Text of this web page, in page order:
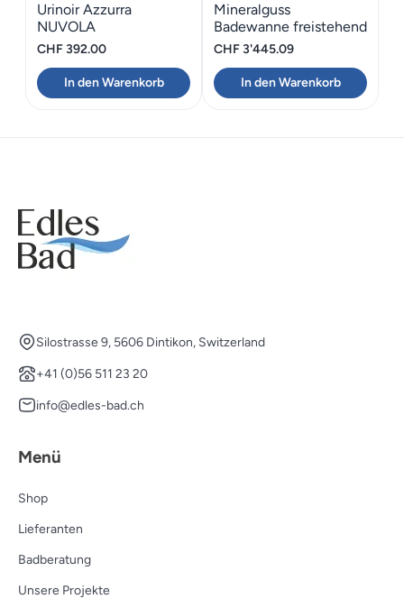
Urinoir Azzurra
NUVOLA
CHF392.00
In den Warenkorb
Mineralguss
Badewanne freistehend
Bijou-188 GioiaBagno
CHF3'445.09
In den Warenkorb
Silostrasse 9, 5606 Dintikon, Switzerland
+41 (0)56 511 23 20
info@edles-bad.ch
Menü
Shop
Lieferanten
Badberatung
Unsere Projekte